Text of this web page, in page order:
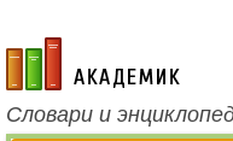
academic.ru
Словари и